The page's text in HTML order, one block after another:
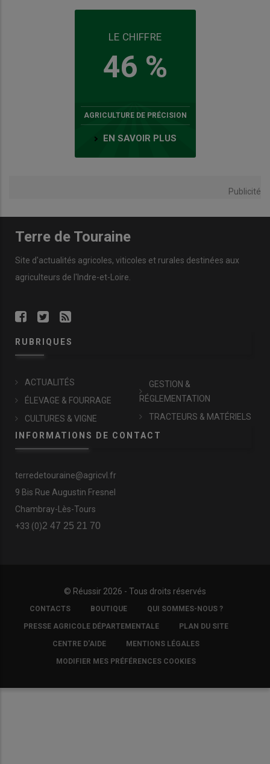
LE CHIFFRE
46 %
AGRICULTURE DE PRÉCISION
EN SAVOIR PLUS
Publicité
Terre de Touraine
Site d'actualités agricoles, viticoles et rurales destinées aux
agriculteurs de l'Indre-et-Loire.
RUBRIQUES
ACTUALITÉS
ÉLEVAGE & FOURRAGE
CULTURES & VIGNE
GESTION &
RÉGLEMENTATION
TRACTEURS & MATÉRIELS
INFORMATIONS DE CONTACT
terredetouraine@agricvl.fr
9 Bis Rue Augustin Fresnel
Chambray-Lès-Tours
+33 (0)2 47 25 21 70
© Réussir 2026 - Tous droits réservés
FOOTER
COPYRIGHT
CONTACTS BOUTIQUE QUI SOMMES-NOUS ?
PRESSE AGRICOLE DÉPARTEMENTALE PLAN DU SITE
CENTRE D'AIDE MENTIONS LÉGALES
MODIFIER MES PRÉFÉRENCES COOKIES